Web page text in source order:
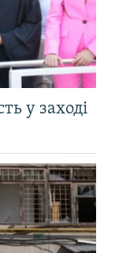
у заході